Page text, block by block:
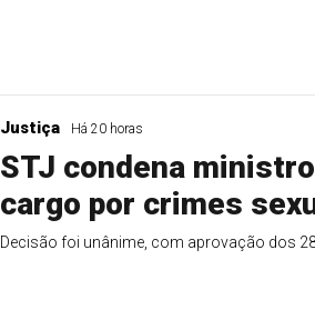
Justiça Há 20 horas
STJ condena
cargo por crimes
Decisão foi unânime, com aprovação dos